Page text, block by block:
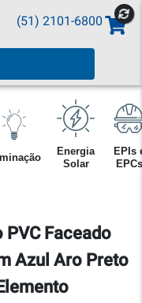
(51) 2101-6800
Energia
Solar
EPIs
EPCs
PVC Faceado
Azul Aro Preto